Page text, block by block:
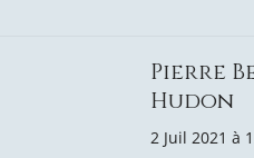
Pierre
Hudon
2 Juil 2021 à